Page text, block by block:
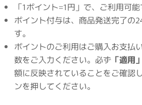
「1ポイント=1円」で、ご利用可能
ポイント付与は、商品発送完了の
す。
ポイントのご利用はご購入お支払
数をご入力ください。必ず 「適用」
額に反映されていることをご確認
ンを押してください。